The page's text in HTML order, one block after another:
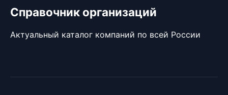
Справочник организаций
Актуальный каталог компаний по всей России